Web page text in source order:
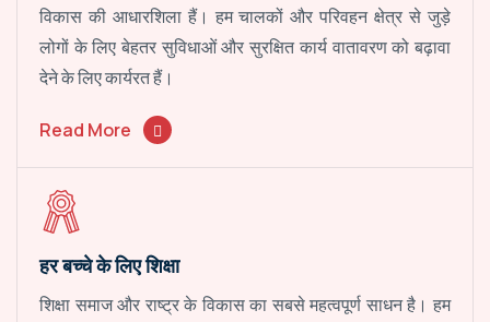
विकास की आधारशिला हैं। हम चालकों और परिवहन क्षेत्र से जुड़े
लोगों के लिए बेहतर सुविधाओं और सुरक्षित कार्य वातावरण को बढ़ावा
देने के लिए कार्यरत हैं।
Read More
हर बच्चे के लिए शिक्षा
शिक्षा समाज और राष्ट्र के विकास का सबसे महत्वपूर्ण साधन है। हम